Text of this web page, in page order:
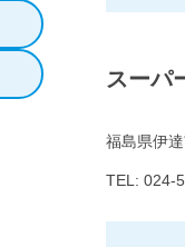
スーパ
福島県伊
TEL: 024-